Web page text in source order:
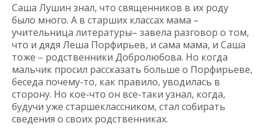
Саша Лушин знал, что священников в их роду
было много. А в старших классах мама –
учительница литературы– завела разговор о том,
что и дядя Леша Порфирьев, и сама мама, и Саша
тоже – родственники Добролюбова. Но когда
мальчик просил рассказать больше о Порфирьеве,
беседа почему-то, как правило, уводилась в
сторону. Но кое-что он все-таки узнал, когда,
будучи уже старшеклассником, стал собирать
сведения о своих родственниках.